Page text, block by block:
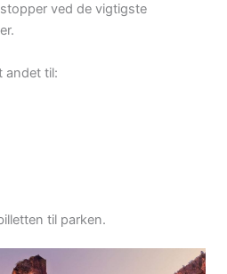
ved de vigtigste
andet til:
til parken.